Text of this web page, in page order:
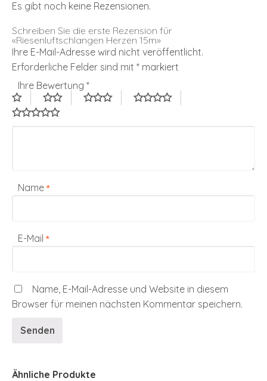
Es gibt noch keine Rezensionen.
Schreiben Sie die erste Rezension für
«Riesenluftschlangen Herzen 15m»
Ihre E-Mail-Adresse wird nicht veröffentlicht.
Erforderliche Felder sind mit * markiert
Ihre Bewertung *
Name *
E-Mail *
Name, E-Mail-Adresse und Website in diesem
Browser für meinen nächsten Kommentar speichern.
Ähnliche Produkte